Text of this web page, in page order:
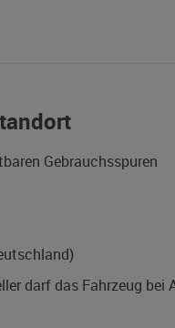
Gebrauchsspuren
darf das Fahrzeug bei